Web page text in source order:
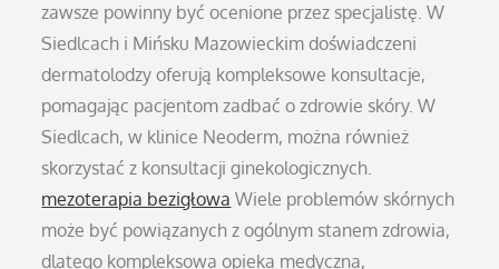
zawsze powinny być ocenione przez specjalistę. W
Siedlcach i Mińsku Mazowieckim doświadczeni
dermatolodzy oferują kompleksowe konsultacje,
pomagając pacjentom zadbać o zdrowie skóry. W
Siedlcach, w klinice Neoderm, można również
skorzystać z konsultacji ginekologicznych.
mezoterapia bezigłowa Wiele problemów skórnych
może być powiązanych z ogólnym stanem zdrowia,
dlatego kompleksowa opieka medyczna,